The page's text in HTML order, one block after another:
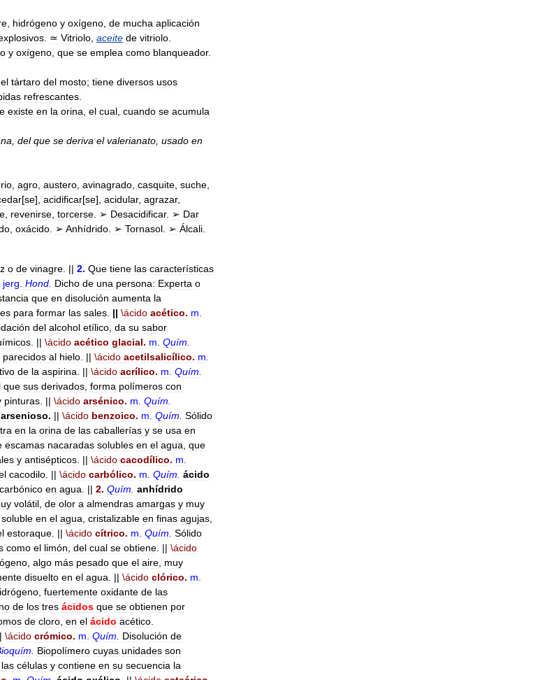
hidrógeno y oxígeno de mucha aplicación
≃ Vitriolo aceite de vitriolo
y oxígeno que se emplea como blanqueador.
tártaro del mosto; tiene diversos usos
refrescantes
existe en la orina el cual cuando se acumula
del que se deriva el valerianato usado en
agro austero avinagrado casquite suche
[se], acidificar[se], acidular, agrazar,
revenirse torcerse ➢ Desacidificar. ➢ Dar
oxácido ➢ Anhídrido ➢ Tornasol ➢ Álcali
o de vinagre . || 2. Que tiene las características
jerg Hond Dicho de una persona: Experta o
que en disolución aumenta la
para formar las sales || \ácido acético. m
del alcohol etílico da su sabor
. || \ácido acético glacial. m Quím
parecidos al hielo . || \ácido acetilsalicílico. m
de la aspirina . || \ácido acrílico. m Quím
que sus derivados forma polímeros con
pinturas . || \ácido arsénico. m Quím
arsenioso. || \ácido benzoico. m Quím Sólido
en la orina de las caballerías y se usa en
escamas nacaradas solubles en el agua que
y antisépticos . || \ácido cacodílico. m
cacodilo . || \ácido carbólico. m Quím ácido
carbónico en agua . || 2. Quím anhídrido
volátil de olor a almendras amargas y muy
soluble en el agua cristalizable en finas agujas
estoraque . || \ácido cítrico. m Quím Sólido
como el limón del cual se obtiene . || \ácido
algo más pesado que el aire muy
disuelto en el agua . || \ácido clórico. m
fuertemente oxidante de las
de los tres ácidos que se obtienen por
de cloro en el ácido acético
\ácido crómico. m Quím Disolución de
Biopolímero cuyas unidades son
las células y contiene en su secuencia la